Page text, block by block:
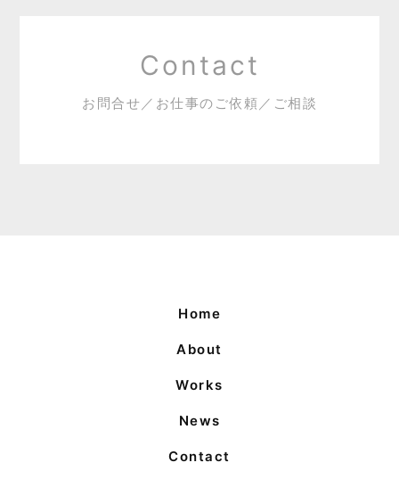
Contact
お問合せ／お仕事のご依頼／ご相談
Home
About
Works
News
Contact